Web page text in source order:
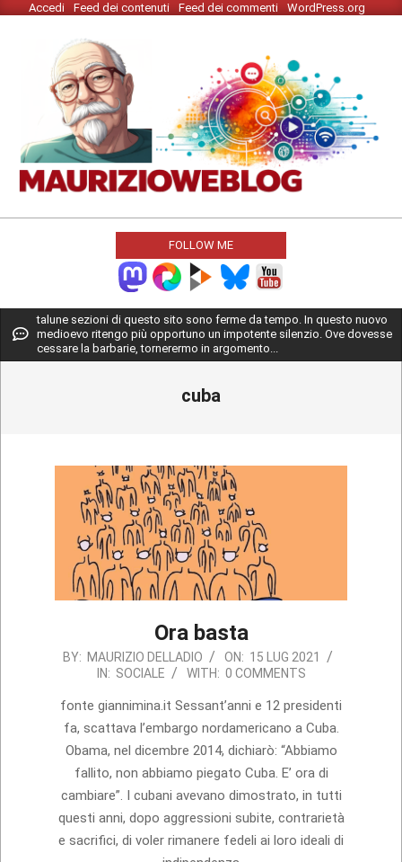
Skip Accedi Feed dei contenuti Feed dei commenti WordPress.org
MAURIZIO
WEBLOG
FOLLOW ME
Primary
Navigation
Menu
talune sezioni di questo sito sono ferme da tempo. In questo nuovo
medioevo ritengo più opportuno un impotente silenzio. Ove dovesse
cessare la barbarie, tornerermo in argomento...
cuba
Ora basta
2021-
15
BY: MAURIZIO DELLADIO ON: 15 LUG 2021
IN: SOCIALE WITH: 0 COMMENTS
fonte giannimina.it Sessant’anni e 12 presidenti
fa, scattava l’embargo nordamericano a Cuba.
Obama, nel dicembre 2014, dichiarò: “Abbiamo
fallito, non abbiamo piegato Cuba. E’ ora di
cambiare”. I cubani avevano dimostrato, in tutti
questi anni, dopo aggressioni subite, contrarietà
e sacrifici, di voler rimanere fedeli ai loro ideali di